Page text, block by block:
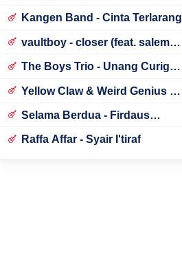
Kangen Band - Cinta Terlarang
vaultboy - closer (feat. salem
The Boys Trio - Unang Curigai
Yellow Claw & Weird Genius -
Selama Berdua - Firdaus
Raffa Affar - Syair I'tiraf